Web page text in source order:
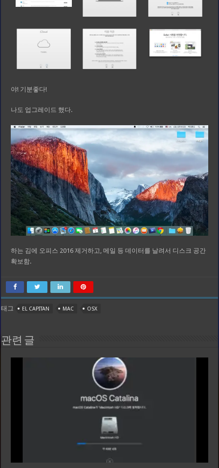
야! 기분좋다!
나도 업그레이드 했다.
하는 김에 오피스 2016 제거하고, 메일 등 데이터를 날려서 디스크 공간
확보함.
태그 EL CAPITAN MAC OSX
관련 글